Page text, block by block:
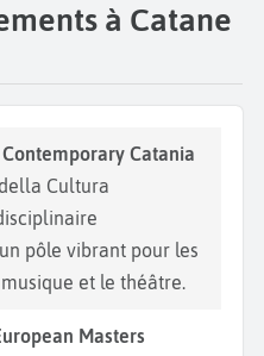
à Catane
Contemporary Catania
Cultura
pôle vibrant pour les
et le théâtre.
Masters